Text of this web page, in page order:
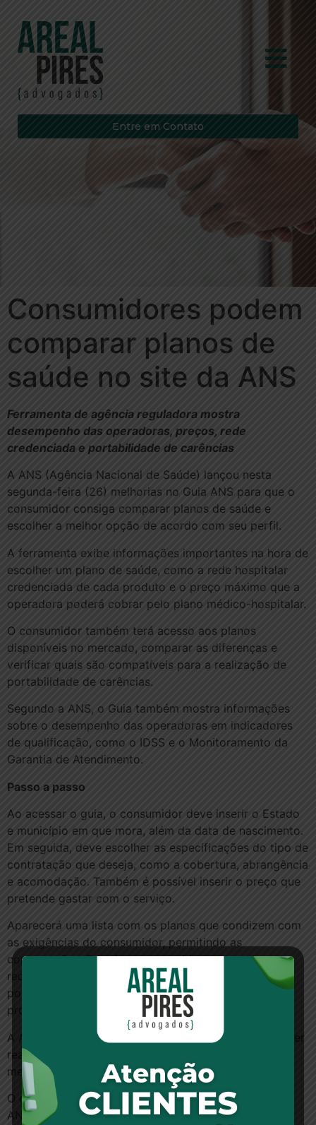
Entre em Contato
Consumidores podem
comparar planos de
saúde no site da ANS
Ferramenta de agência reguladora mostra
desempenho das operadoras, preços, rede
credenciada e portabilidade de carências
A ANS (Agência Nacional de Saúde) lançou nesta
segunda-feira (26) melhorias no Guia ANS para que o
consumidor consiga comparar planos de saúde e
escolher a melhor opção de acordo com seu perfil.
A ferramenta exibe informações importantes na hora de
escolher um plano de saúde, como a rede hospitalar
credenciada de cada produto e o preço máximo que a
operadora poderá cobrar pelo plano médico-hospitalar.
O consumidor também terá acesso aos planos
disponíveis no mercado, comparar as diferenças e
verificar quais são compatíveis para a realização de
portabilidade de carências.
Segundo a ANS, o Guia também mostra informações
sobre o desempenho das operadoras em indicadores
de qualificação, como o IDSS e o Monitoramento da
Garantia de Atendimento.
Passo a passo
Ao acessar o guia, o consumidor deve inserir o Estado
e município em que mora, além da data de nascimento.
Em seguida, deve escolher as especificações do tipo de
contratação que deseja, como a cobertura, abrangência
e acomodação. Também é possível inserir o preço que
pretende gastar com o serviço.
Aparecerá uma lista com os planos que condizem com
as exigências do consumidor, permitindo as
comparações. Depois, o consumidor pode optar por
receber o relatório por e-mail, para poder consultar
posteriormente. A ANS também envia um número de
protocolo, que tem validade de cinco dias.
A ANS ressalta, no entanto, que a contratação deve ser
realizada diretamente com a operadora e que não
media a compra.
O diretor de Normas e Habilitação dos Produtos da
ANS, Rogério Scarabel, afirma que a atualização no